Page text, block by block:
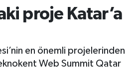
proje Katar’a
en önemli projelerinden
Web Summit Qatar
Haritası
Durumu ve Fikstür